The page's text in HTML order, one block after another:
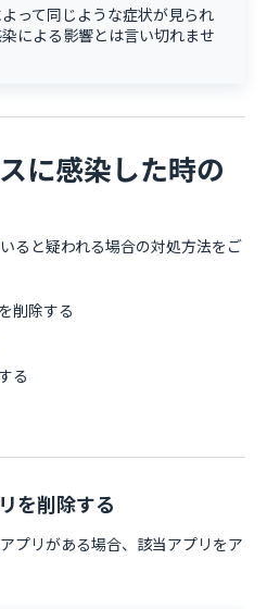
って同じような症状が見られ
による影響とは言い切れませ
に感染した時の
ると疑われる場合の対処方法をご
削除する
る
を削除する
プリがある場合、該当アプリをア